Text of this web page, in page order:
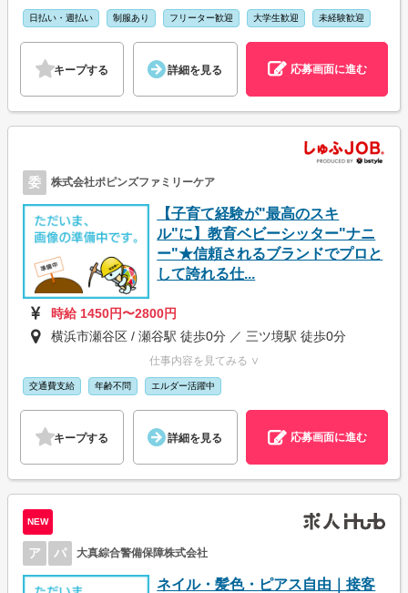
日払い・週払い 制服あり フリーター歓迎 大学生歓迎 未経験歓迎
キープする 詳細を見る 応募画面に進む
委 株式会社ポピンズファミリーケア
【子育て経験が"最高のスキ
ル"に】教育ベビーシッター"ナニ
ー"★信頼されるブランドでプロと
して誇れる仕...
時給 1450円〜2800円
横浜市瀬谷区 / 瀬谷駅 徒歩0分 ／ 三ツ境駅 徒歩0分
仕事内容を見てみる ∨
交通費支給 年齢不問 エルダー活躍中
キープする 詳細を見る 応募画面に進む
NEW
ア パ 大真綜合警備保障株式会社
ネイル・髪色・ピアス自由｜接客